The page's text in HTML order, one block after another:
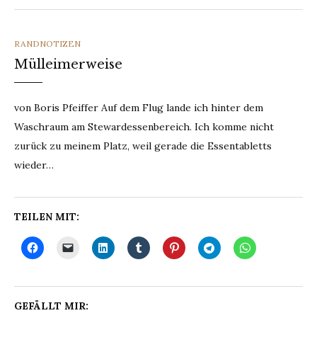
CATEGORIES
RANDNOTIZEN
Mülleimerweise
von Boris Pfeiffer Auf dem Flug lande ich hinter dem
Waschraum am Stewardessenbereich. Ich komme nicht
zurück zu meinem Platz, weil gerade die Essentabletts
wieder…
TEILEN MIT:
GEFÄLLT MIR: